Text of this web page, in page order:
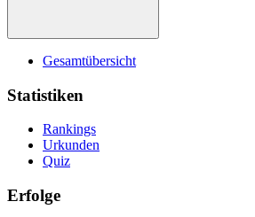
Gesamtübersicht
Statistiken
Rankings
Urkunden
Quiz
Erfolge